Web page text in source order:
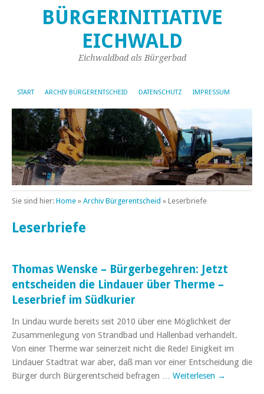
BÜRGERINITIATIVE
EICHWALD
Eichwaldbad als Bürgerbad
START ARCHIV BÜRGERENTSCHEID DATENSCHUTZ IMPRESSUM
Sie sind hier: Home » Archiv Bürgerentscheid » Leserbriefe
Leserbriefe
Thomas Wenske – Bürgerbegehren: Jetzt
entscheiden die Lindauer über Therme –
Leserbrief im Südkurier
In Lindau wurde bereits seit 2010 über eine Möglichkeit der
Zusammenlegung von Strandbad und Hallenbad verhandelt.
Von einer Therme war seinerzeit nicht die Rede! Einigkeit im
Lindauer Stadtrat war aber, daß man vor einer Entscheidung die
Bürger durch Bürgerentscheid befragen … Weiterlesen →